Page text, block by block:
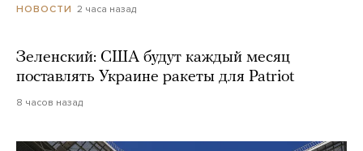
НОВОСТИ 2 часа назад
Зеленский: США будут каждый месяц
поставлять Украине ракеты для Patriot
8 часов назад